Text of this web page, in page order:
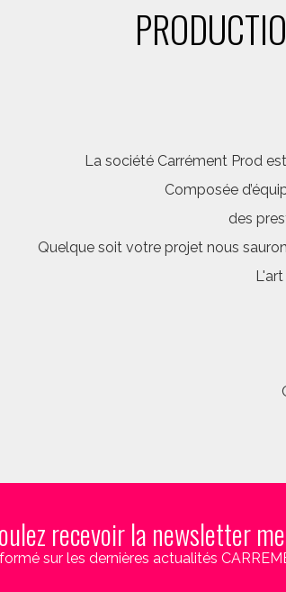
La société Carrément Prod
Composée
des
Quelque soit votre projet nous
recevoir la newsletter
sur les dernières actualités